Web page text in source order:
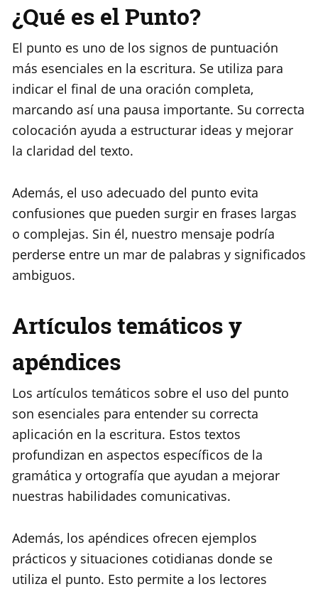
¿Qué es el Punto?
El punto es uno de los signos de puntuación
más esenciales en la escritura. Se utiliza para
indicar el final de una oración completa,
marcando así una pausa importante. Su correcta
colocación ayuda a estructurar ideas y mejorar
la claridad del texto.
Además, el uso adecuado del punto evita
confusiones que pueden surgir en frases largas
o complejas. Sin él, nuestro mensaje podría
perderse entre un mar de palabras y significados
ambiguos.
Artículos temáticos y
apéndices
Los artículos temáticos sobre el uso del punto
son esenciales para entender su correcta
aplicación en la escritura. Estos textos
profundizan en aspectos específicos de la
gramática y ortografía que ayudan a mejorar
nuestras habilidades comunicativas.
Además, los apéndices ofrecen ejemplos
prácticos y situaciones cotidianas donde se
utiliza el punto. Esto permite a los lectores